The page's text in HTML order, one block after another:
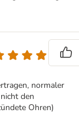
normaler
den
Ohren)